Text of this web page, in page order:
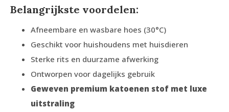
Belangrijkste voordelen:
Afneembare en wasbare hoes (30°C)
Geschikt voor huishoudens met huisdieren
Sterke rits en duurzame afwerking
Ontworpen voor dagelijks gebruik
Geweven premium katoenen stof met luxe
uitstraling